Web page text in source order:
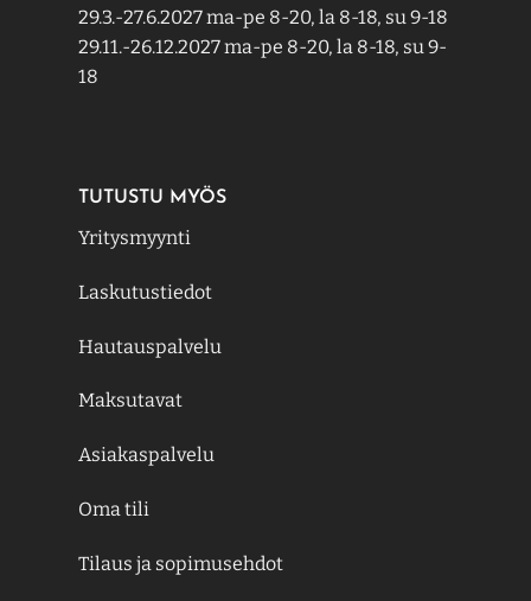
29.3.-27.6.2027 ma-pe 8-20, la 8-18, su 9-18
29.11.-26.12.2027 ma-pe 8-20, la 8-18, su 9-
18
TUTUSTU MYÖS
Yritysmyynti
Laskutustiedot
Hautauspalvelu
Maksutavat
Asiakaspalvelu
Oma tili
Tilaus ja sopimusehdot